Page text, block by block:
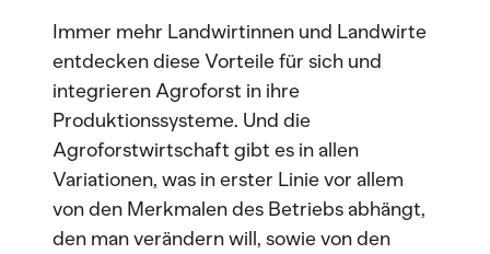
Immer mehr Landwirtinnen und Landwirte
entdecken diese Vorteile für sich und
integrieren Agroforst in ihre
Produktionssysteme. Und die
Agroforstwirtschaft gibt es in allen
Variationen, was in erster Linie vor allem
von den Merkmalen des Betriebs abhängt,
den man verändern will, sowie von den